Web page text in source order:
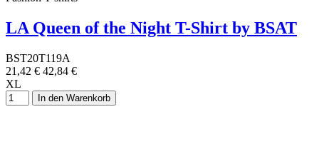
LA Queen of the Night T-Shirt by BSAT
BST20T119A
21,42 € 42,84 €
XL
In den Warenkorb